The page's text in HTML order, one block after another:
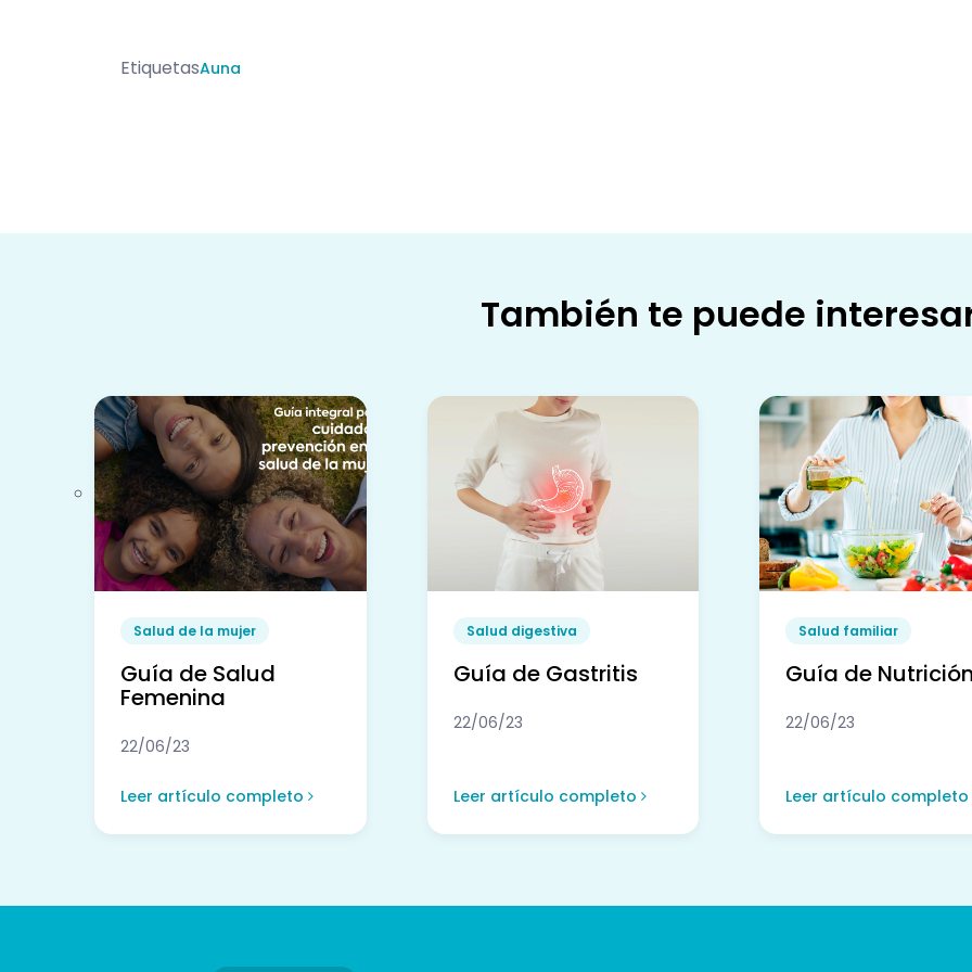
EtiquetasAuna
También te puede
Salud de la mujer
Guía de Salud
Femenina
22/06/23
Leer artículo completo
Salud digestiva
Guía de Gastritis
22/06/23
Leer artículo completo
Salud familiar
Guía de
22/06/23
Leer artículo completo